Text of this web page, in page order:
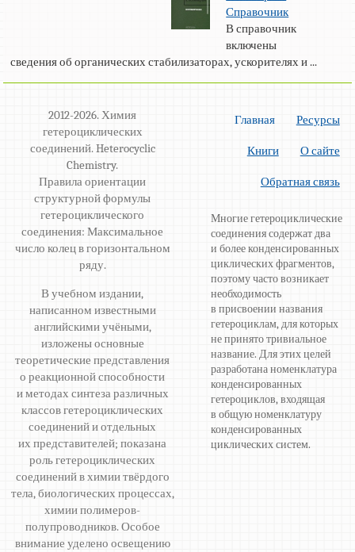
Справочник
В справочник
включены
сведения об органических стабилизаторах, ускорителях и ...
2012-2026. Химия
гетероциклических
соединений. Heterocyclic
Chemistry.
Правила ориентации
структурной формулы
гетероциклического
соединения: Максимальное
число колец в горизонтальном
ряду.
В учебном издании,
написанном известными
английскими учёными,
изложены основные
теоретические представления
о реакционной способности
и методах синтеза различных
классов гетероциклических
соединений и отдельных
их представителей; показана
роль гетероциклических
соединений в химии твёрдого
тела, биологических процессах,
химии полимеров-
полупроводников. Особое
внимание уделено освещению
Главная Ресурсы
Книги О сайте
Обратная связь
Многие гетероциклические
соединения содержат два
и более конденсированных
циклических фрагментов,
поэтому часто возникает
необходимость
в присвоении названия
гетероциклам, для которых
не принято тривиальное
название. Для этих целей
разработана номенклатура
конденсированных
гетероциклов, входящая
в общую номенклатуру
конденсированных
циклических систем.